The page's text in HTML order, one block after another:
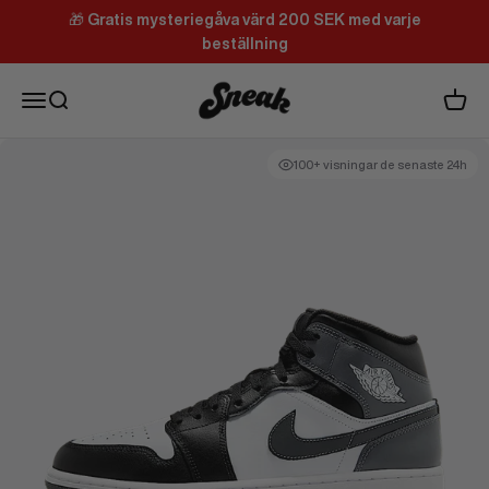
Hoppa till innehållet
🎁 Gratis mysteriegåva värd 200 SEK med varje
beställning
MenySök
Sneak
100+ visningar de senaste 24h